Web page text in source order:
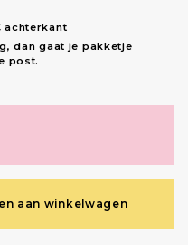
achterkant
dan gaat je pakketje
post.
aan winkelwagen